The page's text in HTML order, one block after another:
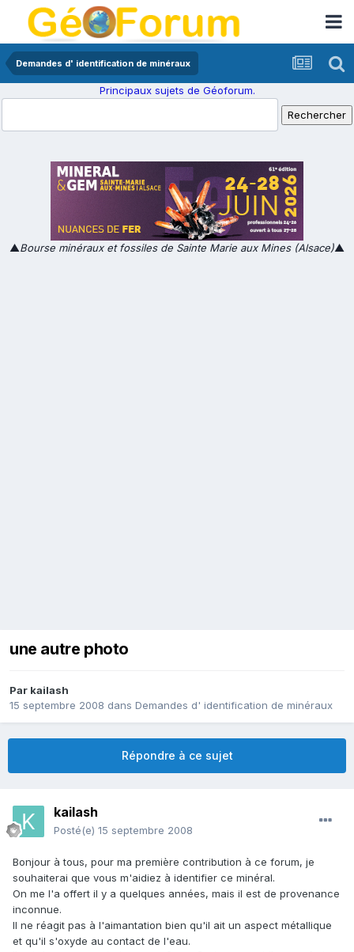
Demandes d' identification de minéraux
Principaux sujets de Géoforum.
▲Bourse minéraux et fossiles de Sainte Marie aux Mines (Alsace)▲
une autre photo
Par kailash
15 septembre 2008 dans Demandes d' identification de minéraux
Répondre à ce sujet
kailash
Posté(e) 15 septembre 2008
Bonjour à tous, pour ma première contribution à ce forum, je
souhaiterai que vous m'aidiez à identifier ce minéral.
On me l'a offert il y a quelques années, mais il est de provenance
inconnue.
Il ne réagit pas à l'aimantation bien qu'il ait un aspect métallique
et qu'il s'oxyde au contact de l'eau.